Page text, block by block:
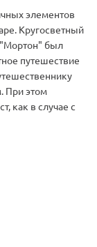
элементов
Кругосветный
был
путешествие
При этом
как в случае с